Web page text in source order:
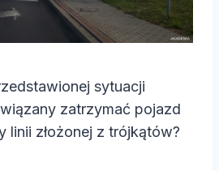
sytuacji
zatrzymać pojazd
linii złożonej z trójkątów?